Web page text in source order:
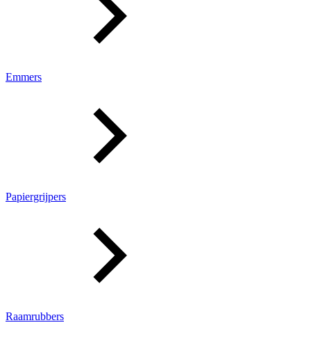
Emmers
Papiergrijpers
Raamrubbers